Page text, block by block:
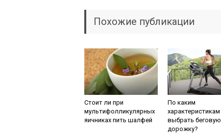
Похожие публикации
Стоит ли при
мультифолликулярных
яичниках пить шалфей
По каким
характеристикам
выбрать беговую
дорожку?